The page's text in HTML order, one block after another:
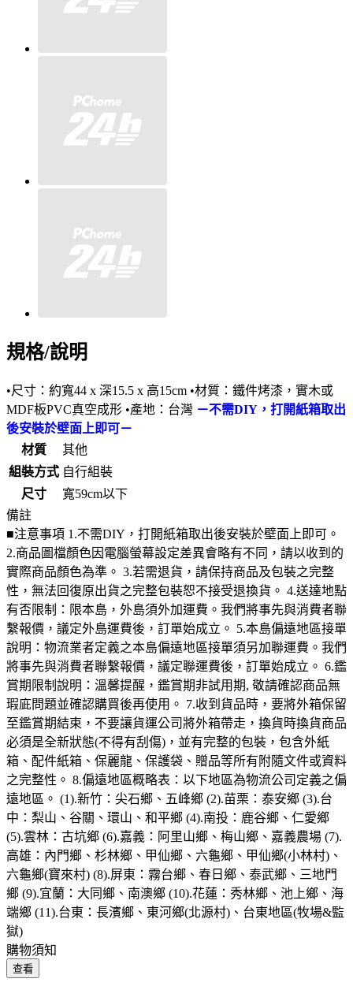
規格/說明
•尺寸：約寬44 x 深15.5 x 高15cm •材質：鐵件烤漆，實木或
MDF板PVC真空成形 •產地：台灣 －不需DIY，打開紙箱取出
後安裝於壁面上即可－
材質
其他
組裝方式 自行組裝
尺寸
寬59cm以下
備註
■注意事項 1.不需DIY，打開紙箱取出後安裝於壁面上即可。
2.商品圖檔顏色因電腦螢幕設定差異會略有不同，請以收到的
實際商品顏色為準。 3.若需退貨，請保持商品及包裝之完整
性，無法回復原出貨之完整包裝恕不接受退換貨。 4.送達地點
有否限制：限本島，外島須外加運費。我們將事先與消費者聯
繫報價，議定外島運費後，訂單始成立。 5.本島偏遠地區接單
說明：物流業者定義之本島偏遠地區接單須另加聯運費。我們
將事先與消費者聯繫報價，議定聯運費後，訂單始成立。 6.鑑
賞期限制說明：溫馨提醒，鑑賞期非試用期, 敬請確認商品無
瑕庛問題並確認購買後再使用。 7.收到貨品時，要將外箱保留
至鑑賞期結束，不要讓貨運公司將外箱帶走，換貨時換貨商品
必須是全新狀態(不得有刮傷)，並有完整的包裝，包含外紙
箱、配件紙箱、保麗龍、保護袋、贈品等所有附隨文件或資料
之完整性。 8.偏遠地區概略表：以下地區為物流公司定義之偏
遠地區。 (1).新竹：尖石鄉、五峰鄉 (2).苗栗：泰安鄉 (3).台
中：梨山、谷關、環山、和平鄉 (4).南投：鹿谷鄉、仁愛鄉
(5).雲林：古坑鄉 (6).嘉義：阿里山鄉、梅山鄉、嘉義農場 (7).
高雄：內門鄉、杉林鄉、甲仙鄉、六龜鄉、甲仙鄉(小林村)、
六龜鄉(寶來村) (8).屏東：霧台鄉、春日鄉、泰武鄉、三地門
鄉 (9).宜蘭：大同鄉、南澳鄉 (10).花蓮：秀林鄉、池上鄉、海
端鄉 (11).台東：長濱鄉、東河鄉(北源村)、台東地區(牧場&監
獄)
購物須知
查看